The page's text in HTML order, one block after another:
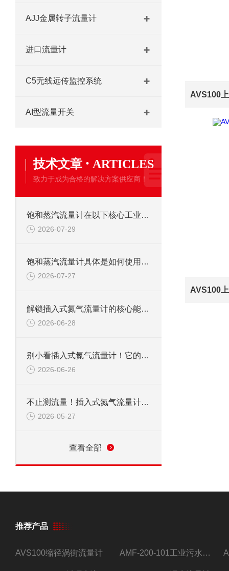
AJJ金属转子流量计
进口流量计
C5无线远传监控系统
AI型流量开关
技术文章 · ARTICLES
致力于成为合格的解决方案供应商！
饱和蒸汽流量计在以下核心工业领域发挥着关键作用
2026-07-29
饱和蒸汽流量计具体是如何使用的呢？
2026-07-27
解锁插入式氮气流量计的核心能力：它如何为氮气计量“保驾护航”？
2026-06-28
别小看插入式氮气流量计！它的应用范围，远超你想象
2026-06-26
不止测流量！插入式氮气流量计，到底能覆盖多少关键领域？
2026-05-27
查看全部
推荐产品
AVS100缩径涡街流量计 AMF-200-101工业污水流量计